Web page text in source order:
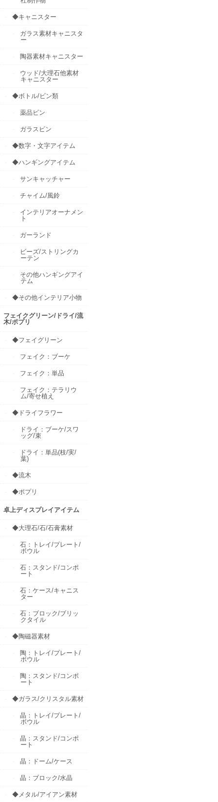
◆キャニスター
ガラス素材キャニスタ
ー
陶器素材キャニスター
ウッド/大理石他素材
キャニスター
◆ボトル/ビン類
薬品ビン
ガラスビン
◆数字・文字アイテム
◆ハンギングアイテム
サンキャッチャー
チャイム/風鈴
インテリアオーナメン
ト
ガーランド
ビーズ/ストリングカ
ーテン
その他ハンギングアイ
テム
◆その他インテリア小物
フェイクグリーン/ドライ/流
木/ポプリ
◆フェイグリーン
フェイク：ブーケ
フェイク：単品
フェイク：テラリウ
ム/寄せ植え
◆ドライフラワー
ドライ：ブーケ/スワ
ッグ/束
ドライ：単品(枝/実/
葉)
◆流木
◆ポプリ
卓上ディスプレイアイテム
◆大理石/石/石膏素材
石：トレイ/プレート/
ボウル
石：スタンド/コンポ
ート
石：ケース/キャニス
ター
石：ブロック/ブリッ
クタイル
◆陶磁器素材
陶：トレイ/プレート/
ボウル
陶：スタンド/コンポ
ート
◆ガラス/クリスタル素材
晶：トレイ/プレート/
ボウル
晶：スタンド/コンポ
ート
晶：ドーム/ケース
晶：ブロック/水晶
◆メタル/アイアン素材